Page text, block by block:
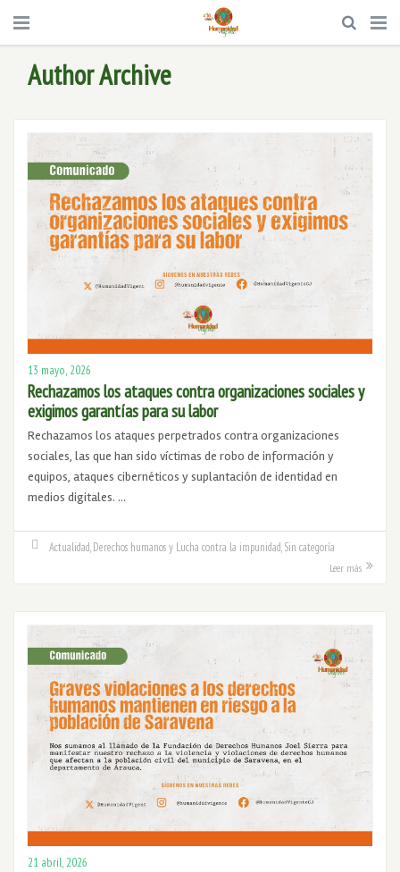
Author Archive
13 mayo, 2026
Rechazamos los ataques contra organizaciones sociales y
exigimos garantías para su labor
Rechazamos los ataques perpetrados contra organizaciones
sociales, las que han sido víctimas de robo de información y
equipos, ataques cibernéticos y suplantación de identidad en
medios digitales. …
Actualidad Derechos humanos y Lucha contra la impunidad Sin categoría
Leer más
21 abril, 2026